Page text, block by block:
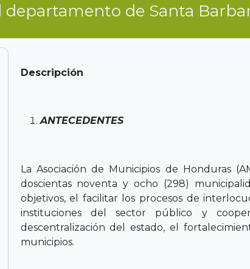
de Santa
Descripción
ANTECEDENTES
La Asociación de Municipios de Honduras
doscientas noventa y ocho (298)
objetivos, el facilitar los procesos de
instituciones del sector público y
descentralización del estado, el
municipios.